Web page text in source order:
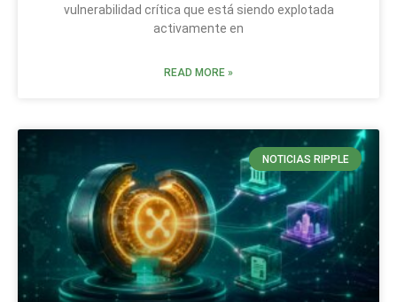
vulnerabilidad crítica que está siendo explotada
activamente en
READ MORE »
NOTICIAS RIPPLE